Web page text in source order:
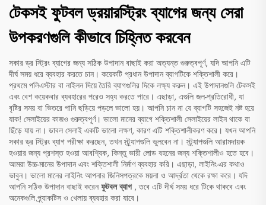
টেকসই ফুটবল ড্রয়ারস্ট্রিং ব্যাগের জন্য সেরা
উপকরণগুলি কীভাবে চিহ্নিত করবেন
সকার ড্র স্ট্রিং ব্যাগের জন্য সঠিক উপাদান বাছাই করা অত্যন্ত গুরুত্বপূর্ণ, যদি আপনি এটি
দীর্ঘ সময় ধরে ব্যবহার করতে চান। কয়েকটি প্রধান উপাদান ব্যাগটিকে শক্তিশালী করে।
প্রথমে পলিএস্টার বা নাইলন দিয়ে তৈরি ব্যাগগুলির দিকে লক্ষ্য করুন। এই উপাদানগুলি টেকসই
এবং বেশ কয়েকবার ব্যবহারের পরেও সহ্য করতে পারে। এছাড়া, এগুলি জল-প্রতিরোধী, যা
বৃষ্টির সময় বা ভিতরে পানি ছড়িয়ে পড়লে ভালো হয়। আপনি চান না যে ব্যাগটি সহজেই নষ্ট হয়ে
যাক! সেলাইয়ের কাজও গুরুত্বপূর্ণ। ভালো মানের ব্যাগে শক্তিশালী সেলাইয়ের লাইন থাকে যা
ছিঁড়ে যায় না। ডাবল সেলাই একটি ভালো লক্ষণ, কারণ এটি শক্তিশালীকরণ করে। যখন আপনি
সকার ড্র স্ট্রিং ব্যাগ পরীক্ষা করছেন, তখন স্ট্র্যাপগুলি ভুলবেন না। স্ট্র্যাপগুলি আরামদায়ক
হওয়ার জন্য প্রশস্ত হওয়া আবশ্যিক, কিন্তু ভারী লোড বহনের জন্য শক্তিশালীও হতে হবে।
আমরা উচ্চ-মানের উপাদান এবং শক্তিশালী নির্মাণ ব্যবহার করি। এছাড়া, লাইনিং-এর কথাও
ভাবুন। ভালো মানের লাইনিং আপনার জিনিসপত্রকে ময়লা ও আর্দ্রতা থেকে রক্ষা করে। যদি
আপনি সঠিক উপাদান বাছাই করেনফুটবল ব্যাগ , তবে এটি দীর্ঘ সময় ধরে টিকে থাকবে এবং
অনেকগুলি প্র্যাকটিস ও খেলায় ব্যবহার করা যাবে।